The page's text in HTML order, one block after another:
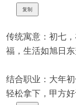
复制
传统寓意：初七
福，生活如旭日
结合职业：大年
轻松拿下，甲方